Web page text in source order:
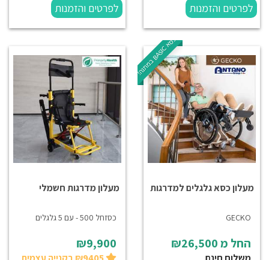
לפרטים והזמנות לפרטים והזמנות
כ
ס
א
B
A
S
I
C
ב
מ
ת
נ
ה
!
מעלון כסא גלגלים למדרגות
GECKO
החל מ
מעלון מדרגות חשמלי
כסזחל 500 - עם 5 גלגלים
₪9,900